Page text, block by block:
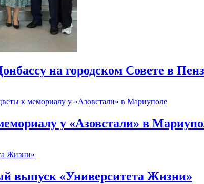
на городском Совете в
у «Азовстали» в
выпуск «Университета Жизни»